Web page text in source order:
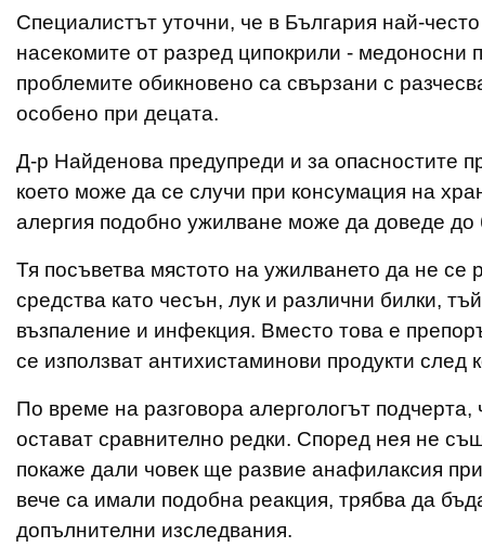
Специалистът уточни, че в България най-
насекомите от разред ципокрили -
проблемите обикновено са свързани с
особено при децата.
Д-р Найденова предупреди и за опасностите
което може да се случи при консумация на
алергия подобно ужилване може да доведе до
Тя посъветва мястото на ужилването да не се
средства като чесън, лук и различни билки,
възпаление и инфекция. Вместо това е
се използват антихистаминови продукти след
По време на разговора алергологът
остават сравнително редки. Според нея не
покаже дали човек ще развие анафилаксия
вече са имали подобна реакция, трябва да
допълнителни изследвания.